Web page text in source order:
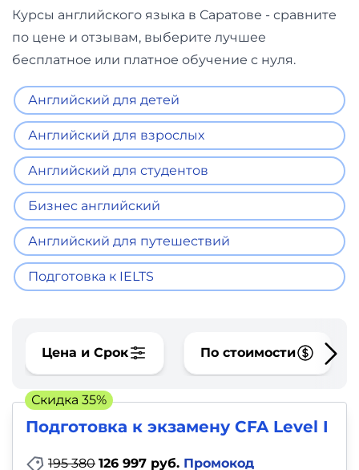
Курсы английского языка в Саратове - сравните
по цене и отзывам, выберите лучшее
бесплатное или платное обучение с нуля.
Английский для детей
Английский для взрослых
Английский для студентов
Бизнес английский
Английский для путешествий
Подготовка к IELTS
Цена и Срок По стоимости
Подготовка к экзамену CFA Level I
195 380 126 997 руб. Промокод
Скидка 35%
Дизайн
Видео,
фото,
аудио
Маркетинг
Иностранный
язык
детей
Красота,
здоровье,
фитнес